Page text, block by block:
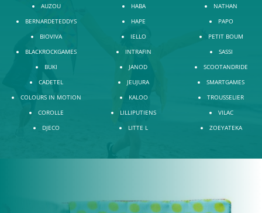
AUZOU
BERNARDETEDDYS
BIOVIVA
BLACKROCKGAMES
BUKI
CADETEL
COLOURS IN MOTION
COROLLE
DJECO
HABA
HAPE
IELLO
INTRAFIN
JANOD
JEUJURA
KALOO
LILLIPUTIENS
LITTE L
NATHAN
PAPO
PETIT BOUM
SASSI
SCOOTANDRIDE
SMARTGAMES
TROUSSELIER
VILAC
ZOEYATEKA